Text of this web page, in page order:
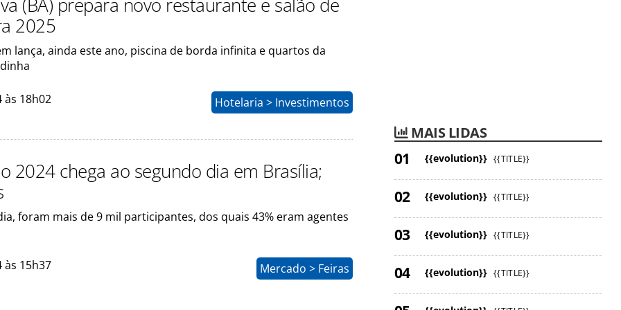
2025
lança, ainda este ano, piscina de borda infinita e quartos da
às 18h02 Hotelaria > Investimentos
2024 chega ao segundo dia em Brasília;
foram mais de 9 mil participantes, dos quais 43% eram agentes
às 15h37 Mercado > Feiras
MAIS LIDAS
{{evolution}} {{TITLE}}
{{evolution}} {{TITLE}}
{{evolution}} {{TITLE}}
{{evolution}} {{TITLE}}